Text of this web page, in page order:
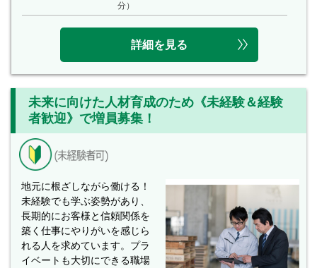
分）
詳細を見る
未来に向けた人材育成のため《未経験＆経験
者歓迎》で増員募集！
地元に根ざしながら働ける！
未経験でも学ぶ姿勢があり、
長期的にお客様と信頼関係を
築く仕事にやりがいを感じら
れる人を求めています。プラ
イベートも大切にできる職場